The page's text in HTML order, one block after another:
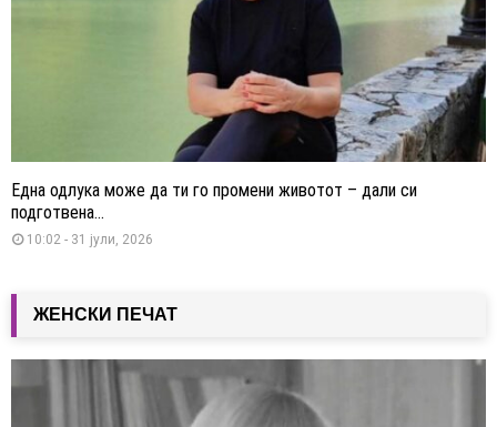
Една одлука може да ти го промени животот – дали си
подготвена...
10:02 - 31 јули, 2026
ЖЕНСКИ ПЕЧАТ